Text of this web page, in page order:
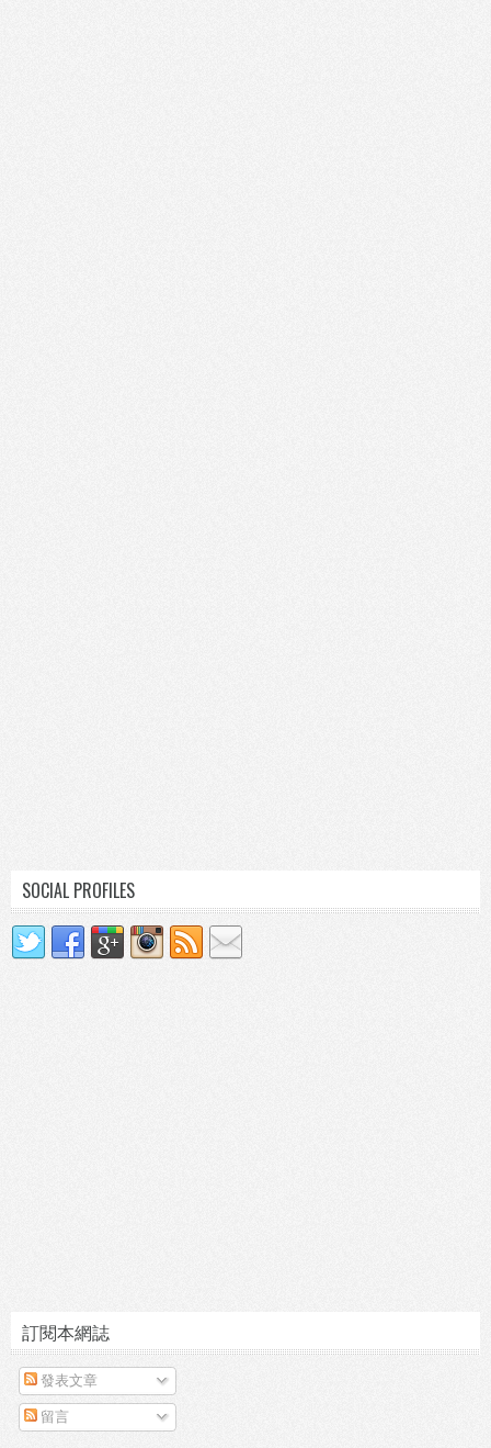
SOCIAL PROFILES
訂閱本網誌
發表文章
留言